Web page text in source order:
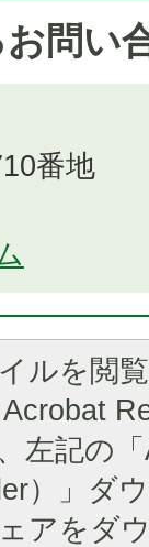
問い
番地
ルを閲
左記の
）」ダ
アをダ